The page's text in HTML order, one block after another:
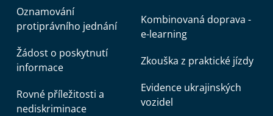
Oznamování
protiprávního jednání
Žádost o poskytnutí
informace
Rovné příležitosti a
nediskriminace
Kombinovaná doprava -
e-learning
Zkouška z praktické jízdy
Evidence ukrajinských
vozidel